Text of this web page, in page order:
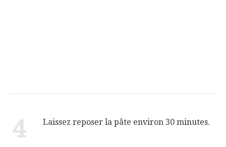
4 Laissez reposer la pâte environ 30 minutes.